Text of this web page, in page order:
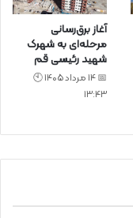
آغاز برق‌رسانی
مرحله‌ای به شهرک
شهید رئیسی قم
📅 14 مرداد 1405 🕙
13:43